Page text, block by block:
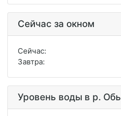
Сейчас за окном
Сейчас:
Завтра:
Уровень воды в р. Обь